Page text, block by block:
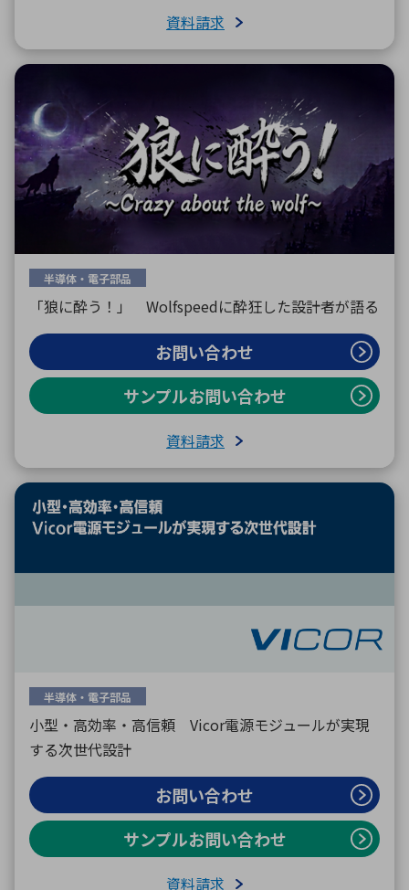
資料請求
半導体・電子部品
「狼に酔う！」 Wolfspeedに酔狂した設計者が語る
お問い合わせ
サンプルお問い合わせ
資料請求
半導体・電子部品
小型・高効率・高信頼 Vicor電源モジュールが実現
する次世代設計
お問い合わせ
サンプルお問い合わせ
資料請求